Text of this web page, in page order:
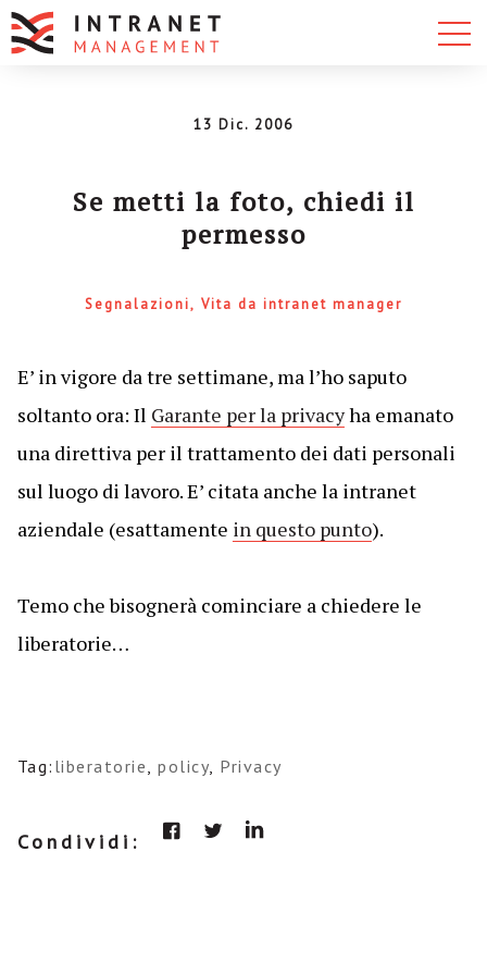
13 Dic. 2006
Se metti la foto, chiedi il
permesso
Segnalazioni Vita da intranet manager
E’ in vigore da tre settimane, ma l’ho saputo
soltanto ora: Il Garante per la privacyha emanato
una direttiva per il trattamento dei dati personali
sul luogo di lavoro. E’ citata anche la intranet
aziendale (esattamente in questo punto).
Temo che bisognerà cominciare a chiedere le
liberatorie…
Tag: liberatorie,policy, Privacy
Condividi: